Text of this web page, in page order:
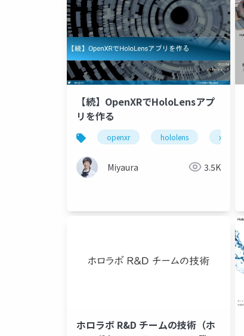
【続】OpenXRでHoloLensアプ
リを作る
openxr hololens xrmtg
Miyaura 3.5K
ホロラボ R&D チームの技術（ホ